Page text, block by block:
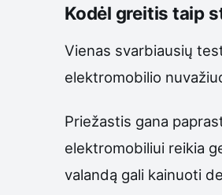
Kodėl greitis taip
Vienas svarbiausių
elektromobilio
Priežastis gana
elektromobiliui reikia
valandą gali kainuoti